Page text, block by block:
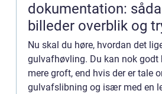
dokumentation:
billeder overblik og
Nu skal du høre, hvordan det
gulvafhøvling. Du kan nok godt
mere groft, end hvis der er tale
gulvafslibning og især med en